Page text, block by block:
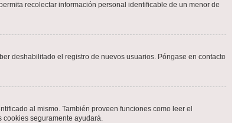
recolectar información personal identificable de un menor de
deshabilitado el registro de nuevos usuarios. Póngase en contacto
al mismo. También proveen funciones como leer el
seguramente ayudará.